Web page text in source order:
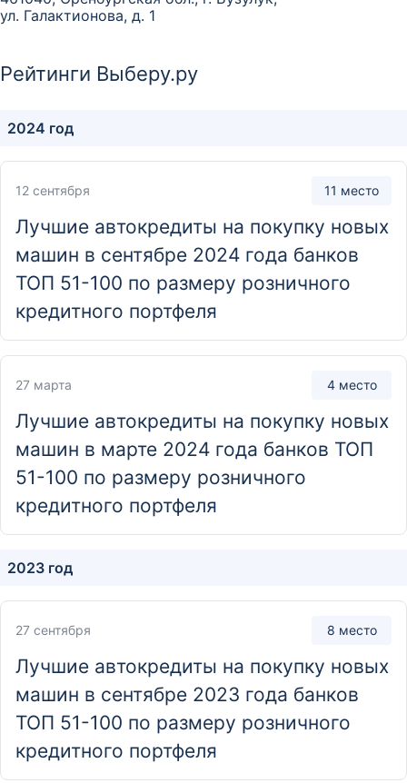
ул. Галактионова, д. 1
Отделение
460024, г. Оренбург, ул. Туркестанская, д. 3
Отделение
Дополнительный офис «Северный»
460044, г. Оренбург, просп. Дзержинского, д. 23
Дополнительный офис «Степной»
460052, г. Оренбург, 70 лет ВЛКСМ, д. 16/1
Отделение
Дополнительный офис «Центральный»
460035, г. Оренбург, ул. Терешковой, д. 77/2
д. 48 / ул. Суворова, д. 18
Отделение
Дополнительный офис «Центральный»
461040, Оренбургская обл., г. Бузулук, ул. Отакара
Яроша, д. 69
Рейтинги Выберу.ру
2024 год
12 сентября 11 место
Лучшие автокредиты на покупку новых
машин в сентябре 2024 года банков
ТОП 51-100 по размеру розничного
кредитного портфеля
27 марта 4 место
Лучшие автокредиты на покупку новых
машин в марте 2024 года банков ТОП
51-100 по размеру розничного
кредитного портфеля
2023 год
27 сентября 8 место
Лучшие автокредиты на покупку новых
машин в сентябре 2023 года банков
ТОП 51-100 по размеру розничного
кредитного портфеля